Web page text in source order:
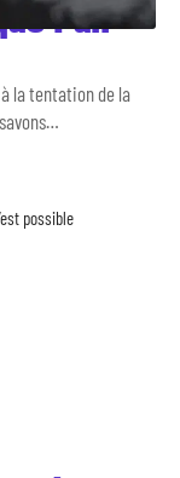
: un
la tentation de la
…